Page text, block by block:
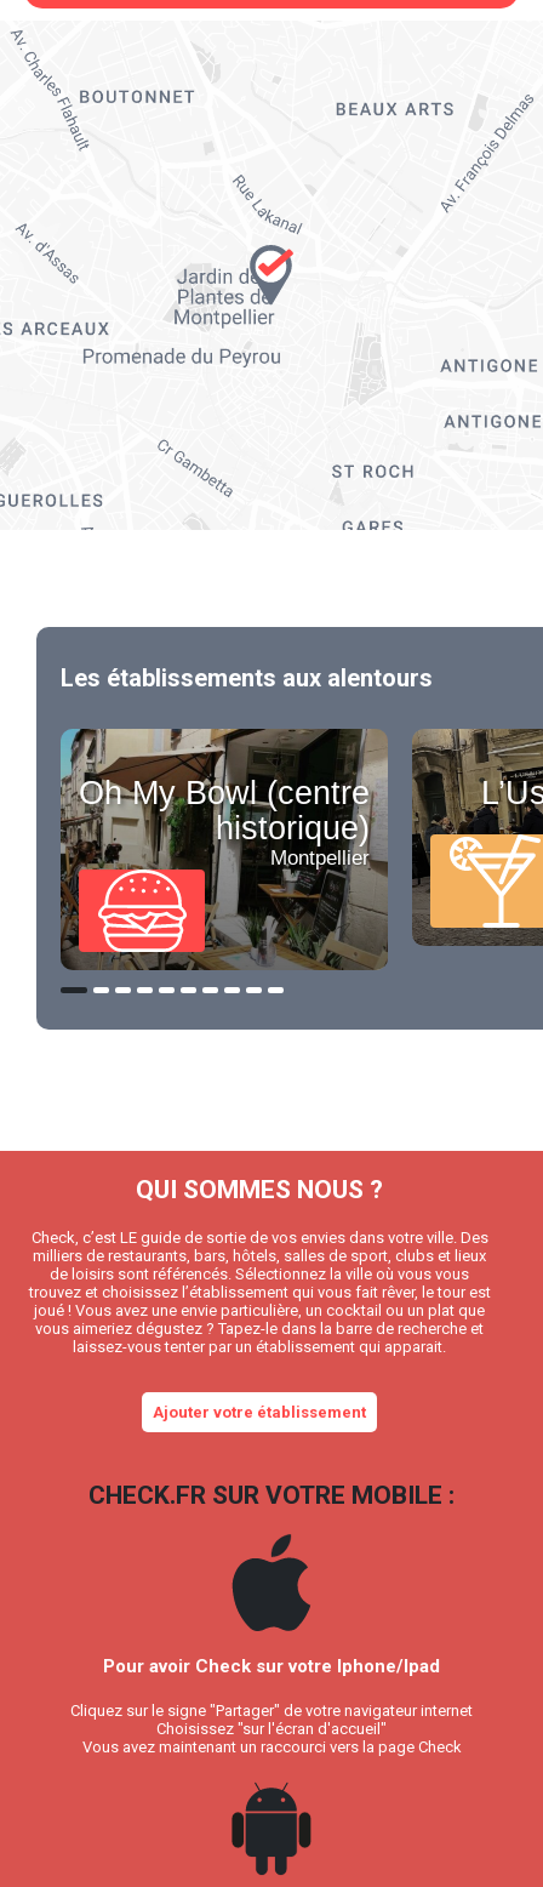
Les établissements aux alentours
Oh My Bowl (centre
historique)
Montpellier
QUI SOMMES NOUS ?
Check, c’est LE guide de sortie de vos envies dans votre ville. Des
milliers de restaurants, bars, hôtels, salles de sport, clubs et lieux
de loisirs sont référencés. Sélectionnez la ville où vous vous
trouvez et choisissez l’établissement qui vous fait rêver, le tour est
joué ! Vous avez une envie particulière, un cocktail ou un plat que
vous aimeriez dégustez ? Tapez-le dans la barre de recherche et
laissez-vous tenter par un établissement qui apparait.
Ajouter votre établissement
CHECK.FR SUR VOTRE MOBILE :
Pour avoir Check sur votre Iphone/Ipad
Cliquez sur le signe "Partager" de votre navigateur internet
Choisissez "sur l'écran d'accueil"
Vous avez maintenant un raccourci vers la page Check